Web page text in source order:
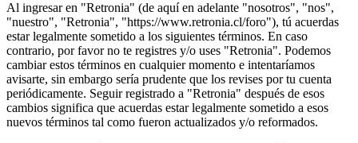
Al ingresar en "Retronia" (de aquí en adelante "nosotros", "nos",
"nuestro", "Retronia", "https://www.retronia.cl/foro"), tú acuerdas
estar legalmente sometido a los siguientes términos. En caso
contrario, por favor no te registres y/o uses "Retronia". Podemos
cambiar estos términos en cualquier momento e intentaríamos
avisarte, sin embargo sería prudente que los revises por tu cuenta
periódicamente. Seguir registrado a "Retronia" después de esos
cambios significa que acuerdas estar legalmente sometido a esos
nuevos términos tal como fueron actualizados y/o reformados.